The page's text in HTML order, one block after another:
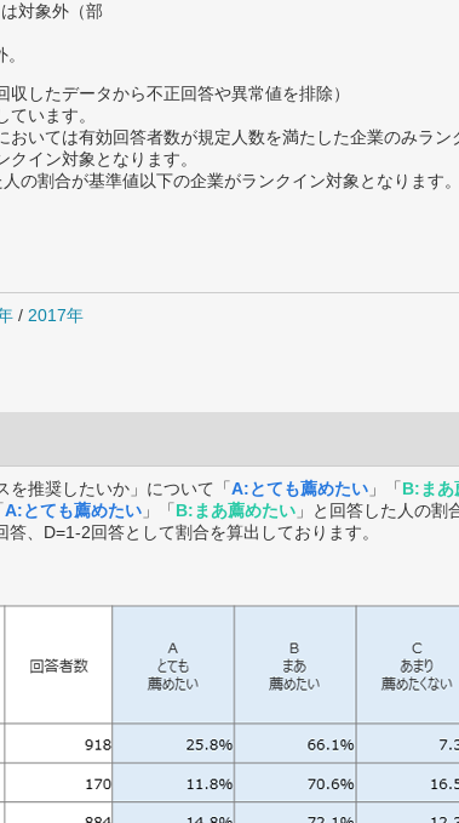
対象外（部
したデータから不正回答や異常値を排除）
います。
いては有効回答者数が規定人数を満たした企業のみラ
イン対象となります。
割合が基準値以下の企業がランクイン対象となります。
/ 2017年
を推奨したいか」について「A:とても薦めたい 」「B:まあ
A:とても薦めたい 」「B:まあ薦めたい 」と回答した人の割
、D=1-2回答として割合を算出しております。